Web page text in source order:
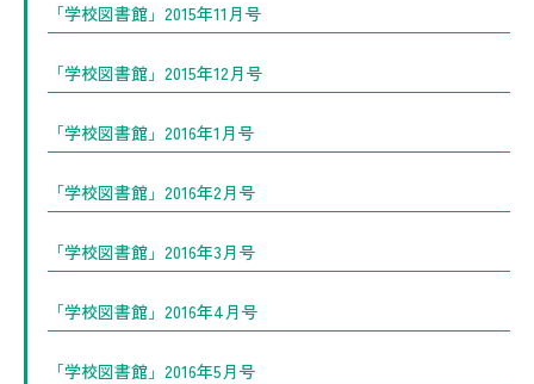
「学校図書館」2015年11月号
「学校図書館」2015年12月号
「学校図書館」2016年1月号
「学校図書館」2016年2月号
「学校図書館」2016年3月号
「学校図書館」2016年4月号
「学校図書館」2016年5月号